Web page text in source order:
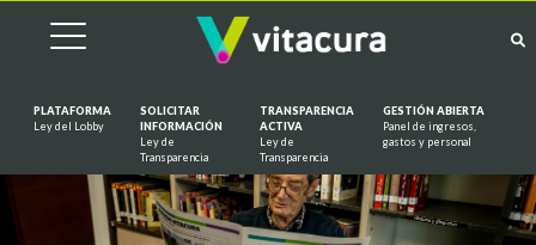
PLATAFORMA
Ley del Lobby
SOLICITAR
INFORMACIÓN
Ley de
Transparencia
TRANSPARENCIA
ACTIVA
Ley de
Transparencia
GESTIÓN ABIERTA
Panel de ingresos,
gastos y personal